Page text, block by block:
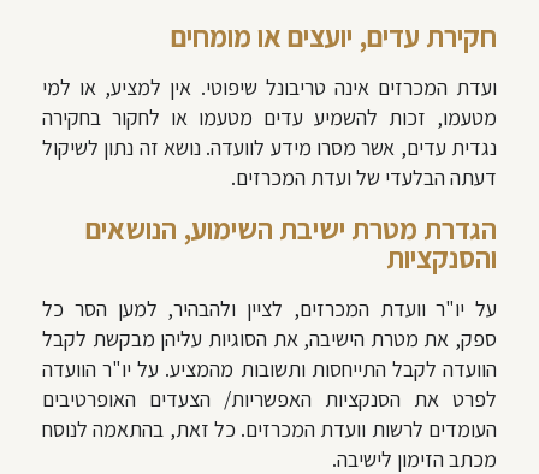
חקירת עדים, יועצים או מומחים
ועדת המכרזים אינה טריבונל שיפוטי. אין למציע, או למי
מטעמו, זכות להשמיע עדים מטעמו או לחקור בחקירה
נגדית עדים, אשר מסרו מידע לוועדה. נושא זה נתון לשיקול
דעתה הבלעדי של ועדת המכרזים.
הגדרת מטרת ישיבת השימוע, הנושאים
והסנקציות
על יו"ר וועדת המכרזים, לציין ולהבהיר, למען הסר כל
ספק, את מטרת הישיבה, את הסוגיות עליהן מבקשת לקבל
הוועדה לקבל התייחסות ותשובות מהמציע. על יו"ר הוועדה
לפרט את הסנקציות האפשריות/ הצעדים האופרטיבים
העומדים לרשות וועדת המכרזים. כל זאת, בהתאמה לנוסח
מכתב הזימון לישיבה.